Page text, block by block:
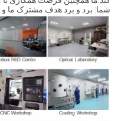
شما: برد و برد هدف مشترک ما و